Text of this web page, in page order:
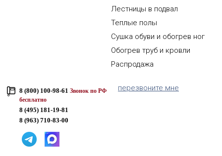
Лестницы в подвал
Теплые полы
Сушка обуви и обогрев ног
Обогрев труб и кровли
Распродажа
8 (800) 100-98-61 Звонок по РФ
бесплатно
8 (495) 181-19-81
8 (963) 710-83-00
перезвоните мне